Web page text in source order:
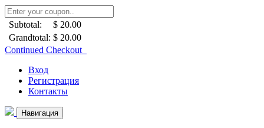
Subtotal:
$ 20.00
Grandtotal: $ 20.00
Continued Checkout
Вход
Регистрация
Контакты
Навигация